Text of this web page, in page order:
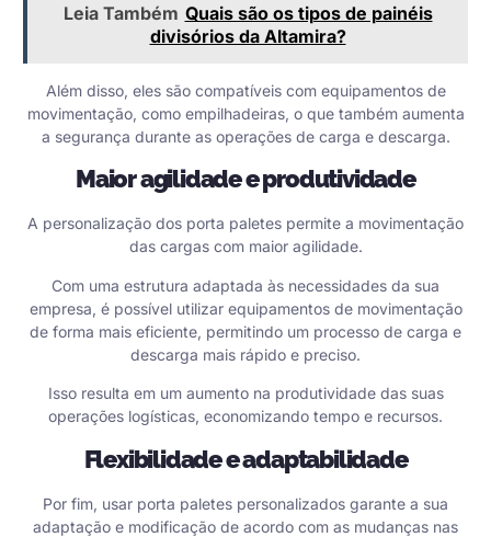
Leia Também Quais são os tipos de painéis
divisórios da Altamira?
Além disso, eles são compatíveis com equipamentos de
movimentação, como empilhadeiras, o que também aumenta
a segurança durante as operações de carga e descarga.
Maior agilidade e produtividade
A personalização dos porta paletes permite a movimentação
das cargas com maior agilidade.
Com uma estrutura adaptada às necessidades da sua
empresa, é possível utilizar equipamentos de movimentação
de forma mais eficiente, permitindo um processo de carga e
descarga mais rápido e preciso.
Isso resulta em um aumento na produtividade das suas
operações logísticas, economizando tempo e recursos.
Flexibilidade e adaptabilidade
Por fim, usar porta paletes personalizados garante a sua
adaptação e modificação de acordo com as mudanças nas